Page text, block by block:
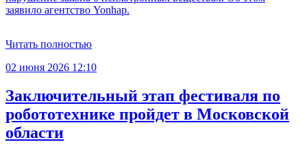
заявило агентство Yonhap.
Читать полностью
02 июня 2026 12:10
Заключительный этап фестиваля по
робототехнике пройдет в Московской
области